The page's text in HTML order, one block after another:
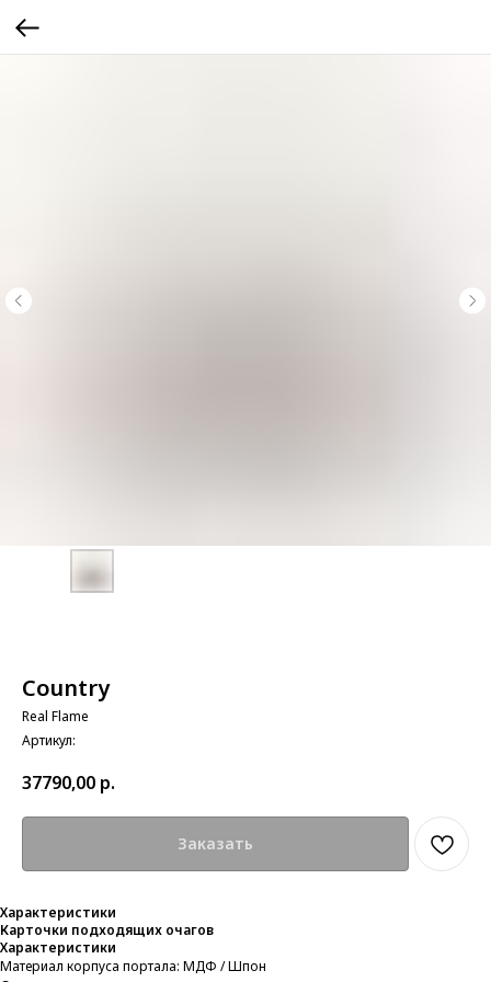
Country
Real Flame
Артикул:
37790,00 р.
Заказать
Характеристики
Карточки подходящих очагов
Характеристики
Материал корпуса портала: МДФ / Шпон